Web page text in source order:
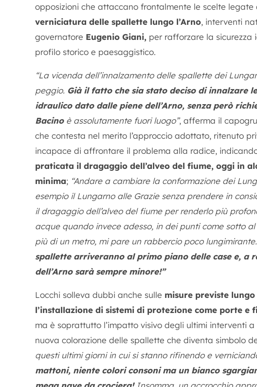
opposizioni che attaccano frontalmente le scelte legate
verniciatura delle spallette lungo l’Arno, interventi
governatore Eugenio Giani, per rafforzare la sicurezza
profilo storico e paesaggistico.
“La vicenda dell’innalzamento delle spallette dei
peggio. Già il fatto che sia stato deciso di innalzare
idraulico dato dalle piene dell’Arno, senza però
Bacinoè assolutamente fuori luogo”, afferma il
che contesta nel merito l’approccio adottato, ritenuto
incapace di affrontare il problema alla radice,
praticata il dragaggio dell’alveo del fiume, oggi in
minima; “Andare a cambiare la conformazione dei
esempio il Lungarno alle Grazie senza prendere in
il dragaggio dell’alveo del fiume per renderlo più
acque quando invece adesso, in dei punti come sotto
più di un metro, mi pare un rabbercio poco lungimirante.
spallette arriveranno al primo piano delle case e, a
dell’Arno sarà sempre minore!”
Locchi solleva dubbi anche sulle misure previste
l’installazione di sistemi di protezione come porte
ma è soprattutto l’impatto visivo degli ultimi interventi
nuova colorazione delle spallette che diventa simbolo
questi ultimi giorni in cui si stanno rifinendo e
mattoni, niente colori consoni ma un bianco